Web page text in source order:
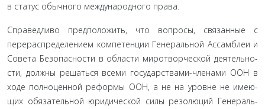
в статус обычного международного права.
Справедливо предположить, что вопросы, связанные с
перераспределением компетенции Генеральной Ассамблеи и
Совета Безопасности в области миротворческой деятельно­
сти, должны решаться всеми государствами-членами ООН в
ходе полноценной реформы ООН, а не на уровне не имею­
щих обязательной юридической силы резолюций Генераль­